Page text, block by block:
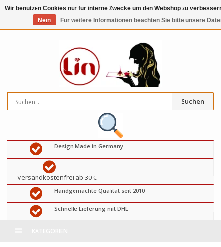
0artikel €
Suchen
Design Made in Germany
Versandkostenfrei ab 30 €
Handgemachte Qualität seit 2010
Schnelle Lieferung mit DHL
Wir benutzen Cookies nur für interne Zwecke um den Webshop zu
Nein
Für weitere Informationen beachten Sie bitte unsere